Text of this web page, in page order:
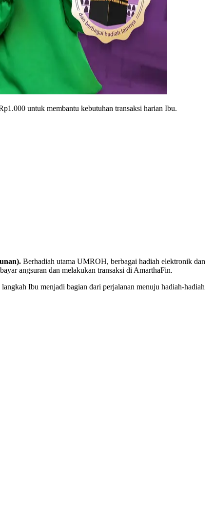
untuk membantu kebutuhan transaksi harian Ibu.
Berhadiah utama UMROH, berbagai hadiah elektronik dan
angsuran dan melakukan transaksi di AmarthaFin.
Ibu menjadi bagian dari perjalanan menuju hadiah-hadiah